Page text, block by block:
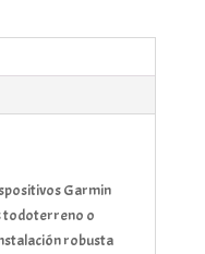
Garmin
todoterreno o
robusta